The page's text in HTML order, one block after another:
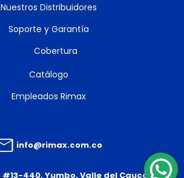
Nuestros Distribuidores
Soporte y Garantía
Cobertura
Catálogo
Empleados Rimax
info@rimax.com.co
#13-440, Yumbo, Valle del Cauca